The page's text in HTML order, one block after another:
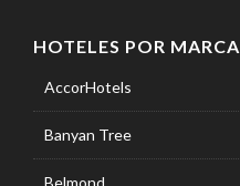
HOTELES POR MARCA
AccorHotels
Banyan Tree
Belmond